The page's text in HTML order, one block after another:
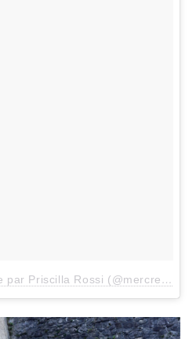
Une publication partagée par Priscilla Rossi (@mercredieblog)